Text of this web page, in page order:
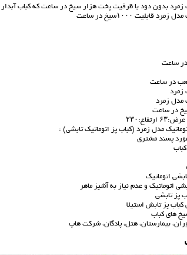
زمرد بدون دود با ظرفیت پخت هزار سیخ در ساعت که کباب
قابلیت ۱۰۰۰سیخ در ساعت
زمرد
مدل زمرد
مدل زمرد (کباب پز اتوماتیک تابشی) :
پسند مشتری
اتوماتیک
اتوماتیک و عدم نیاز به آشپز ماهر
پز تابشی
پز تابش استیلا
های کباب
بیمارستان، هتل، پادگان، شرکت هاپ